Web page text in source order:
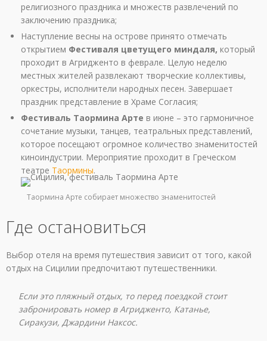
религиозного праздника и множеств развлечений по
заключению праздника;
Наступление весны на острове принято отмечать
открытием Фестиваля цветущего миндаля, который
проходит в Агридженто в феврале. Целую неделю
местных жителей развлекают творческие коллективы,
оркестры, исполнители народных песен. Завершает
праздник представление в Храме Согласия;
Фестиваль Таормина Арте в июне – это гармоничное
сочетание музыки, танцев, театральных представлений,
которое посещают огромное количество знаменитостей
киноиндустрии. Мероприятие проходит в Греческом
театре Таормины.
Таормина Арте собирает множество знаменитостей
Где остановиться
Выбор отеля на время путешествия зависит от того, какой
отдых на Сицилии предпочитают путешественники.
Если это пляжный отдых, то перед поездкой стоит
забронировать номер в Агридженто, Катанье,
Сиракузи, Джардини Наксос.